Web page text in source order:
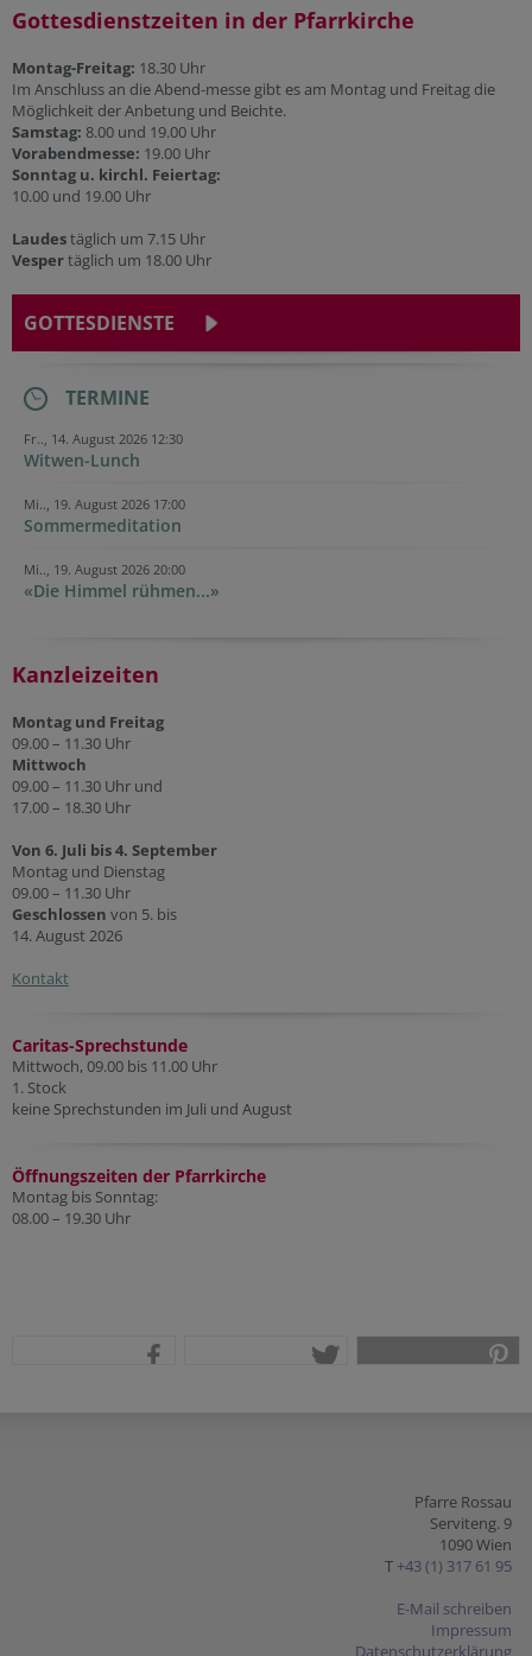
Gottesdienstzeiten in der Pfarrkirche
Montag-Freitag: 18.30 Uhr
Im Anschluss an die Abend-messe gibt es am Montag und Freitag die
Möglichkeit der Anbetung und Beichte.
Samstag: 8.00 und 19.00 Uhr
Vorabendmesse: 19.00 Uhr
Sonntag u. kirchl. Feiertag:
10.00 und 19.00 Uhr
Laudestäglich um 7.15 Uhr
Vespertäglich um 18.00 Uhr
GOTTESDIENSTE
TERMINE
Fr.., 14. August 2026 12:30
Witwen-Lunch
Mi.., 19. August 2026 17:00
Sommermeditation
Mi.., 19. August 2026 20:00
«Die Himmel rühmen...»
Kanzleizeiten
Montag und Freitag
09.00 – 11.30 Uhr
Mittwoch
09.00 – 11.30 Uhr und
17.00 – 18.30 Uhr
Von 6. Juli bis 4. September
Montag und Dienstag
09.00 – 11.30 Uhr
Geschlossen von 5. bis
14. August 2026
Kontakt
Caritas-Sprechstunde
Mittwoch, 09.00 bis 11.00 Uhr
1. Stock
keine Sprechstunden im Juli und August
Öffnungszeiten der Pfarrkirche
Montag bis Sonntag:
08.00 – 19.30 Uhr
Pfarre Rossau
Serviteng. 9
1090 Wien
T +43 (1) 317 61 95
E-Mail schreiben
Impressum
Datenschutzerklärung